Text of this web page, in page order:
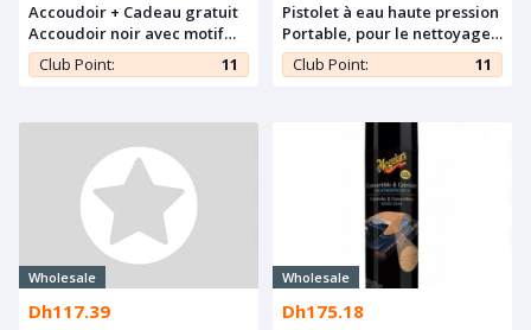
Accoudoir + Cadeau gratuit
Accoudoir noir avec motif
rouge (adaptable)
Club Point: 11
Pistolet à eau haute pression
Portable, pour le nettoyage
de la voiture
Club Point: 11
Wholesale
Dh117.39
Wholesale
Dh175.18